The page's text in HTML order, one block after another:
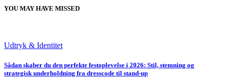
YOU MAY HAVE MISSED
Udtryk & Identitet
Sådan skaber du den perfekte festoplevelse i 2026: Stil, stemning og
strategisk underholdning fra dresscode til stand-up